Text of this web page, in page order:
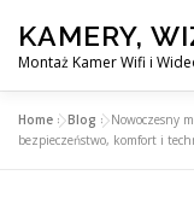
content
KAMERY,
Montaż Kamer Wifi i
GŁÓWNA
Home »Blog »Nowoczesny
bezpieczeństwo, komfort i